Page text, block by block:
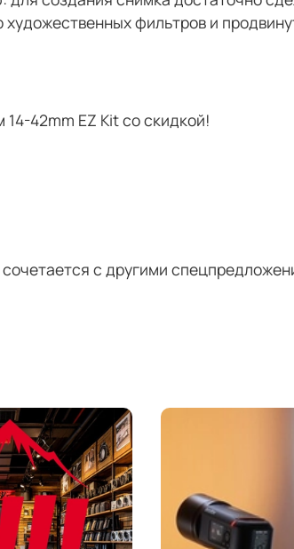
фильтров и
42mm EZ Kit со скидкой!
с другими